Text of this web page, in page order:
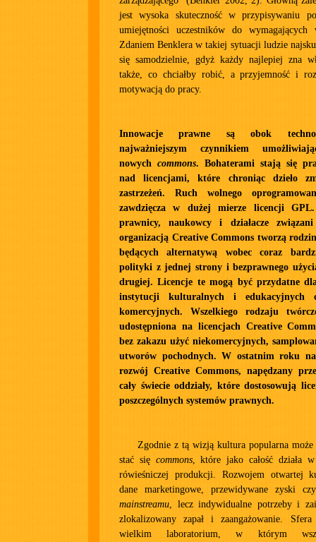
jest wysoka skuteczność w przypisywaniu
umiejętności uczestników do wymagających
Zdaniem Benklera w takiej sytuacji ludzie
się samodzielnie, gdyż każdy najlepiej zna
także, co chciałby robić, a przyjemność i
motywacją do pracy.
Innowacje prawne są obok
najważniejszym czynnikiem
nowych commons. Bohaterami stają się
nad licencjami, które chroniąc dzieło
zastrzeżeń. Ruch wolnego
zawdzięcza w dużej mierze licencji
prawnicy, naukowcy i działacze
organizacją Creative Commons tworzą
będących alternatywą wobec coraz
polityki z jednej strony i bezprawnego
drugiej. Licencje te mogą być przydatne
instytucji kulturalnych i edukacyjnych
komercyjnych. Wszelkiego rodzaju
udostępniona na licencjach Creative
bez zakazu użyć niekomercyjnych,
utworów pochodnych. W ostatnim roku
rozwój Creative Commons, napędzany
cały świecie oddziały, które dostosowują
poszczególnych systemów prawnych.
Zgodnie z tą wizją kultura popularna
stać się commons, które jako całość działa
rówieśniczej produkcji. Rozwojem otwartej
dane marketingowe, przewidywane zyski
mainstreamu, lecz indywidualne potrzeby i
zlokalizowany zapał i zaangażowanie.
wielkim laboratorium, w którym